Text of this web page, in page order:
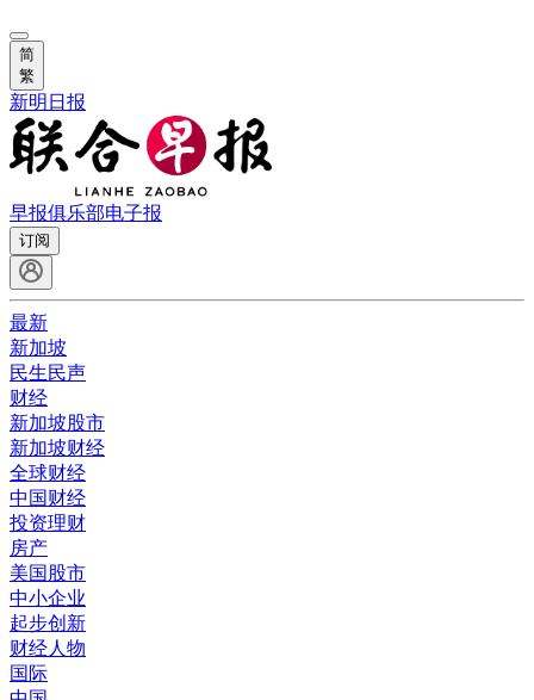
简
繁
新明日报
早报俱乐部电子报
订阅
最新
新加坡
民生民声
财经
新加坡股市
新加坡财经
全球财经
中国财经
投资理财
房产
美国股市
中小企业
起步创新
财经人物
国际